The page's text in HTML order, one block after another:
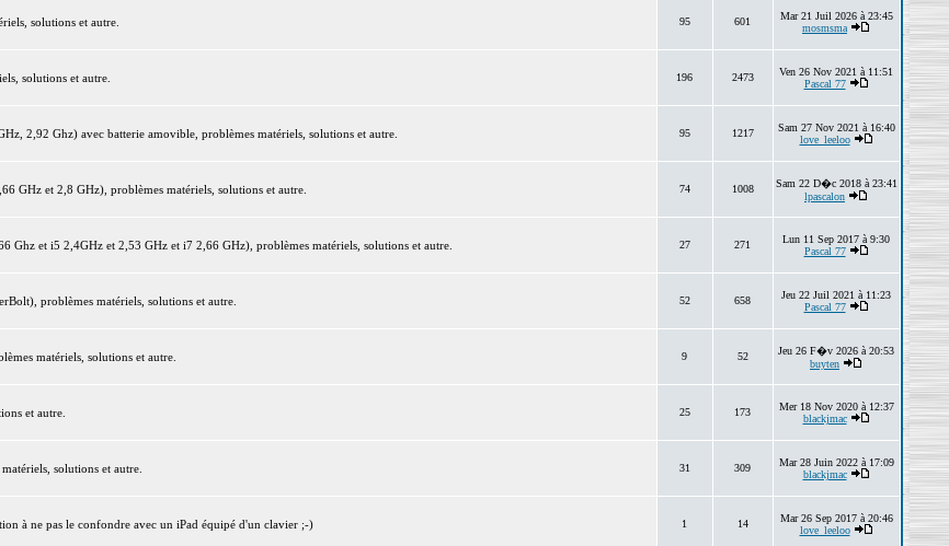
solutions et autre. 95 601
Mar 21 Juil 2026 à 23:45
mosmsma
solutions et autre. 196 2473
Ven 26 Nov 2021 à 11:51
Pascal 77
2,92 Ghz) avec batterie amovible, problèmes matériels, solutions et autre. 95 1217
Sam 27 Nov 2021 à 16:40
love_leeloo
GHz et 2,8 GHz), problèmes matériels, solutions et autre. 74 1008
Sam 22 D�c 2018 à 23:41
lpascalon
et i5 2,4GHz et 2,53 GHz et i7 2,66 GHz), problèmes matériels, solutions et autre. 27 271
Lun 11 Sep 2017 à 9:30
Pascal 77
problèmes matériels, solutions et autre. 52 658
Jeu 22 Juil 2021 à 11:23
Pascal 77
matériels, solutions et autre. 9 52
Jeu 26 F�v 2026 à 20:53
buyten
et autre. 25 173
Mer 18 Nov 2020 à 12:37
blackjmac
solutions et autre. 31 309
Mar 28 Juin 2022 à 17:09
blackjmac
à ne pas le confondre avec un iPad équipé d'un clavier ;-) 1 14
Mar 26 Sep 2017 à 20:46
love_leeloo